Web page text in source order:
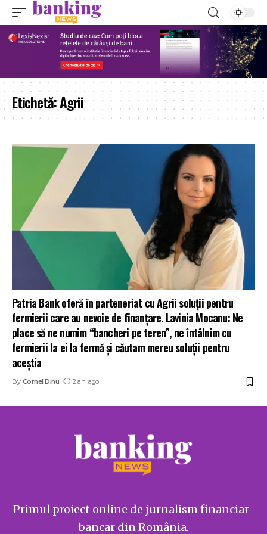
Etichetă:Agrii
Patria Bank oferă în parteneriat cu Agrii soluții pentru
fermierii care au nevoie de finanțare. Lavinia Mocanu: Ne
place să ne numim “bancheri pe teren”, ne întâlnim cu
fermierii la ei la fermă și căutam mereu soluții pentru
aceștia
By Cornel Dinu 2 ani ago
Primul proiect online de jurnalism financiar-
bancar din România.